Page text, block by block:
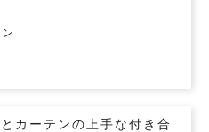
カーテンの上手な付き合